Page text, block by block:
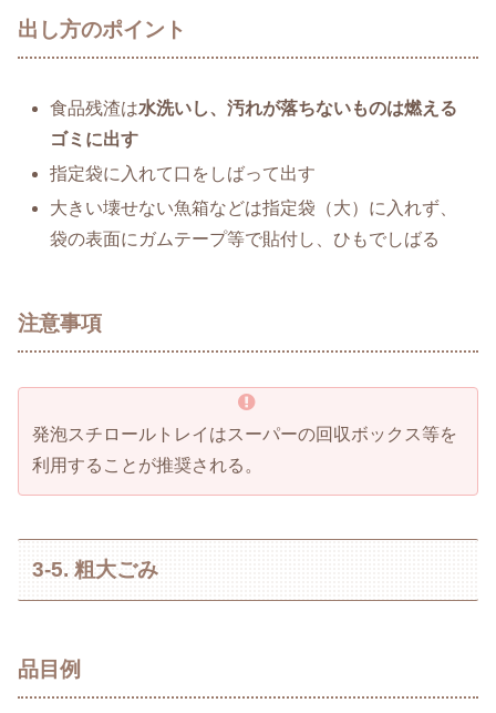
出し方のポイント
食品残渣は水洗いし、汚れが落ちないものは燃える
ゴミに出す
指定袋に入れて口をしばって出す
大きい壊せない魚箱などは指定袋（大）に入れず、
袋の表面にガムテープ等で貼付し、ひもでしばる
注意事項
発泡スチロールトレイはスーパーの回収ボックス等を
利用することが推奨される。
3-5. 粗大ごみ
品目例